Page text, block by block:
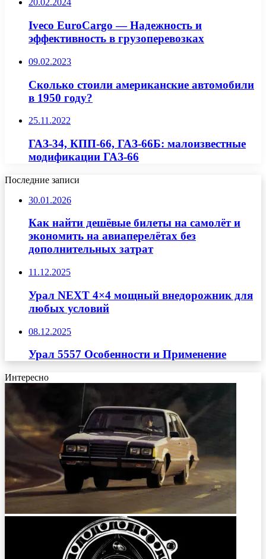
20.02.2024
Iveco EuroCargo — Надежность и
эффективность в грузоперевозках
09.02.2023
Сколько стоили американские автомобили
в 1950 году?
25.11.2022
ГАЗ-34, КПП-66, ГАЗ-66Б: малоизвестные
модификации ГАЗ-66
Последние записи
30.01.2026
Как найти дешёвые билеты на самолёт и
экономить на авиаперелётах без
дополнительных затрат
11.12.2025
Урал NEXT 4×4 мощный внедорожник для
любых условий
08.12.2025
Урал 5557 Особенности и Применение
Интересно